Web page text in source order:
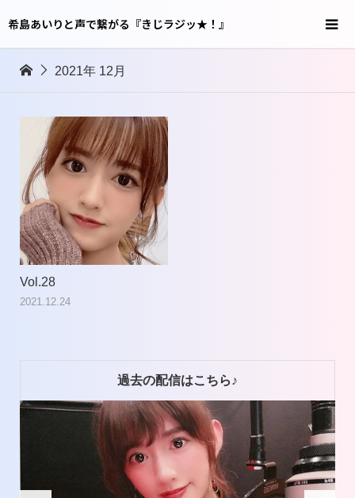
希島あいりと声で繋がる『きじラジッ★！』
2021年 12月
Vol.28
2021.12.24
過去の配信はこちら♪